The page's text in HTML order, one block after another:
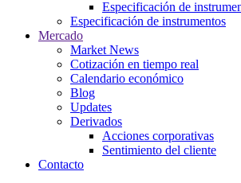
Especificación de
Especificación de instrumentos
Mercado
Market News
Cotización en tiempo real
Calendario económico
Blog
Updates
Derivados
Acciones corporativas
Sentimiento del cliente
Contacto